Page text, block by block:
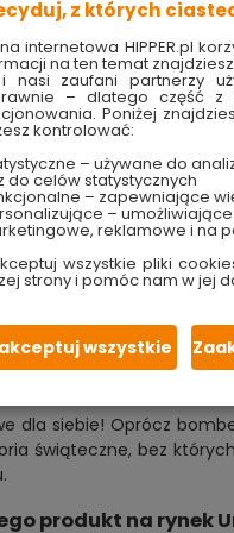
na wyjątkowe ozdoby i
drzewko
każde
się na jej
znakomicie uzupełnią
wnętrz. A
wypełniła cały
drzewka. W
oczekiwanie na
dla siebie! Oprócz
świąteczne, bez
produkt na rynek
z których
internetowa HIPPER.pl
na ten temat
nasi zaufani partnerzy
– dlatego część z
Poniżej
kontrolować:
– używane do
do celów statystycznych
– zapewniające
–
reklamowe i na
wszystkie pliki
strony i pomóc nam w jej
wszystkie